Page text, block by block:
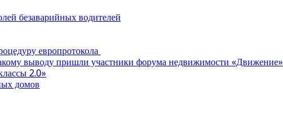
безаварийных водителей
европротокола
выводу пришли участники форума недвижимости «Движение»
2.0»
домов